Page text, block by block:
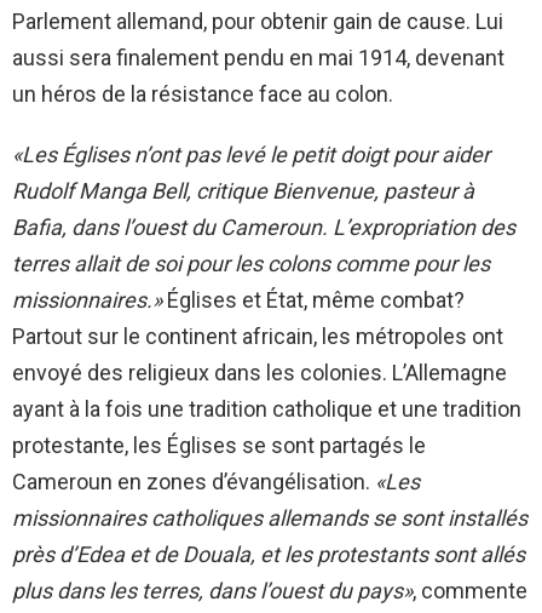
Parlement allemand, pour obtenir gain de cause. Lui
aussi sera finalement pendu en mai 1914, devenant
un héros de la résistance face au colon.
«Les Églises n’ont pas levé le petit doigt pour aider
Rudolf Manga Bell, critique Bienvenue, pasteur à
Bafia, dans l’ouest du Cameroun. L’expropriation des
terres allait de soi pour les colons comme pour les
missionnaires.»Églises et État, même combat?
Partout sur le continent africain, les métropoles ont
envoyé des religieux dans les colonies. L’Allemagne
ayant à la fois une tradition catholique et une tradition
protestante, les Églises se sont partagés le
Cameroun en zones d’évangélisation. «Les
missionnaires catholiques allemands se sont installés
près d’Edea et de Douala, et les protestants sont allés
plus dans les terres, dans l’ouest du pays», commente